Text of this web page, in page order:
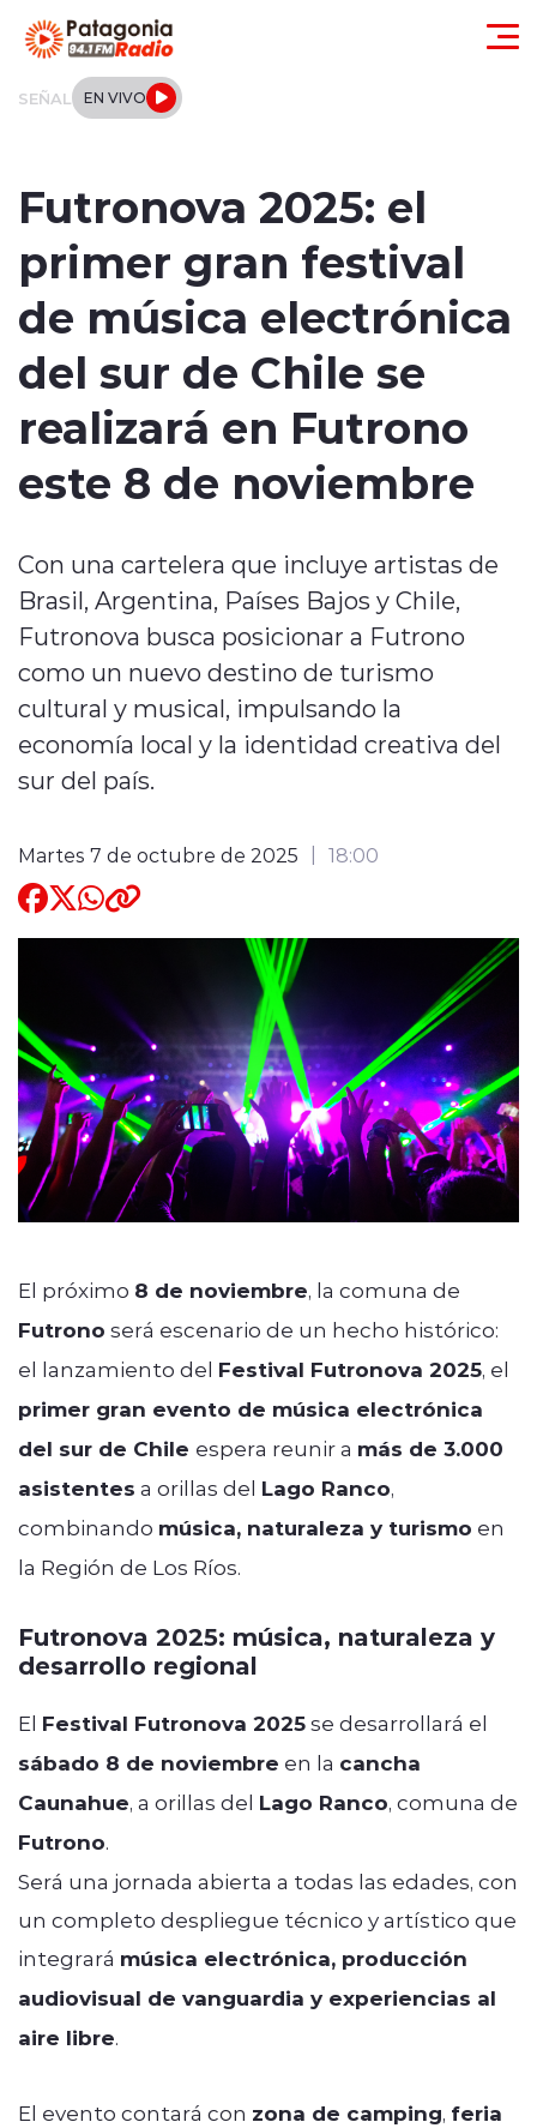
SEÑAL EN VIVO
Tendencias
Internacional
Deportes
Quienes Somos
modo claro
Futronova 2025: el
primer gran festival
de música electrónica
del sur de Chile se
realizará en Futrono
este 8 de noviembre
Con una cartelera que incluye artistas de
Brasil, Argentina, Países Bajos y Chile,
Futronova busca posicionar a Futrono
como un nuevo destino de turismo
cultural y musical, impulsando la
economía local y la identidad creativa del
sur del país.
Martes 7 de octubre de 2025 18:00
El próximo 8 de noviembre, la comuna de
Futrono será escenario de un hecho histórico:
el lanzamiento del Festival Futronova 2025, el
primer gran evento de música electrónica
del sur de Chile espera reunir a más de 3.000
asistentes a orillas del Lago Ranco,
combinando música, naturaleza y turismo en
la Región de Los Ríos.
Futronova 2025: música, naturaleza y
desarrollo regional
El Festival Futronova 2025se desarrollará el
sábado 8 de noviembre en la cancha
Caunahue, a orillas del Lago Ranco, comuna de
Futrono.
Será una jornada abierta a todas las edades, con
un completo despliegue técnico y artístico que
integrará música electrónica, producción
audiovisual de vanguardia y experiencias al
aire libre.
El evento contará con zona de camping, feria